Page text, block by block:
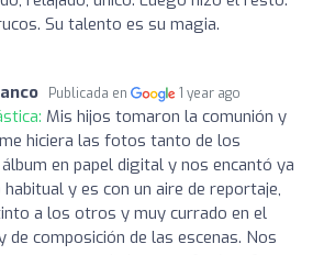
Su talento es su magia.
Publicada en 1 year ago
Mis hijos tomaron la comunión y
hiciera las fotos tanto de los
en papel digital y nos encantó ya
y es con un aire de reportaje,
a los otros y muy currado en el
de composición de las escenas. Nos